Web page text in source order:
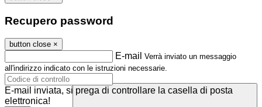
Recupero password
button close ×
E-mail Verrà inviato un messaggio
all'indirizzo indicato con le istruzioni necessarie.
E-mail inviata, si prega di controllare la casella di posta
elettronica!